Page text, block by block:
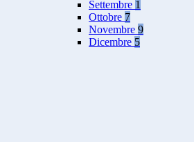
Settembre 1
Ottobre 7
Novembre 9
Dicembre 5